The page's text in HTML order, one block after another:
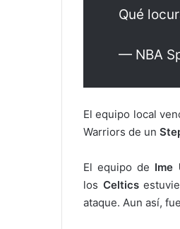
Qué
— NBA
El equipo local
Warriors de un
El equipo de Ime
los Celtics
ataque. Aun así,